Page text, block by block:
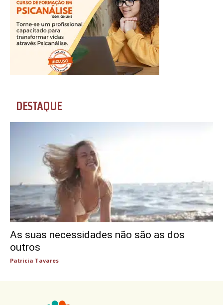
DESTAQUE
As suas necessidades não são as dos
outros
Patricia Tavares